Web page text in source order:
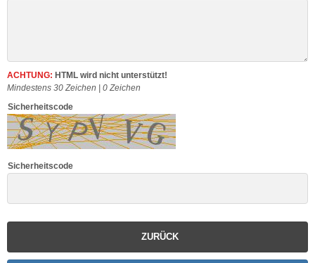
ACHTUNG: HTML wird nicht unterstützt!
Mindestens 30 Zeichen | 0 Zeichen
Sicherheitscode
Sicherheitscode
ZURÜCK